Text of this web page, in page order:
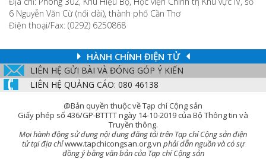
6 Nguyễn Văn Cừ (nối dài), thành phố Cần Thơ
Điện thoại/Fax: (0292) 6250868
HÀNH CHÍNH ĐIỆN TỬ
LIÊN HỆ GỬI BÀI VÀ ĐÓNG GÓP Ý KIẾN
LIÊN HỆ QUẢNG CÁO: 080 46138
@Bản quyền thuộc về Tạp chí Cộng sản
Giấy phép số 436/GP-BTTTT ngày 14-10-2019 của Bộ Thông tin và
Truyền thông.
Mọi hành động sử dụng nội dung đăng tải trên Tạp chí Cộng sản điện
tử tại địa chỉwww.tapchicongsan.org.vn phải dẫn nguồn và có sự
đồng ý bằng văn bản của Tạp chí Cộng sản